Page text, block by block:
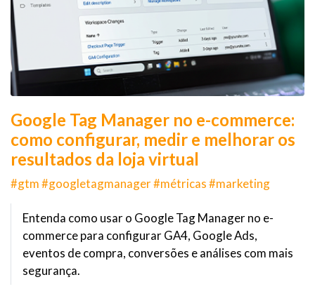
Google Tag Manager no e-commerce:
como configurar, medir e melhorar os
resultados da loja virtual
#gtm #googletagmanager #métricas #marketing
Entenda como usar o Google Tag Manager no e-
commerce para configurar GA4, Google Ads,
eventos de compra, conversões e análises com mais
segurança.